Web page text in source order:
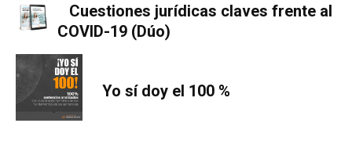
Cuestiones jurídicas claves frente al
COVID-19 (Dúo)
Yo sí doy el 100 %